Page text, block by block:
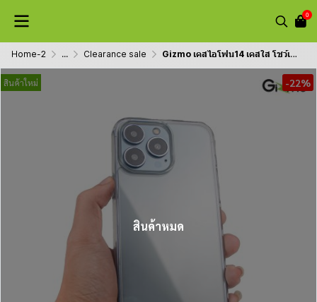
0
Home-2 ... Clearance sale Gizmo เคสไอโฟน14 เคสใส โชว์เครื่องสวย พร้อมสายห้อยคอ พกพาง่าย เคสไม่หล่น รุ่น Defense
สินค้าใหม่ -22%
สินค้าหมด